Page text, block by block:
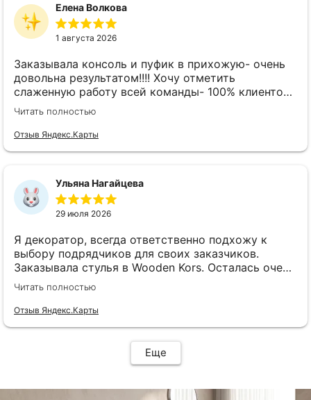
Елена Волкова
1 августа 2026
Заказывала консоль и пуфик в прихожую- очень
довольна результатом!!!! Хочу отметить
слаженную работу всей команды- 100% клиенто
ориентированная команда!!!! При заказе
внимательно слушают заказчика , что очень
облегчает подбор материала и цвета. Четкая
Читать полностью
Отзыв Яндекс.Карты
Ульяна Нагайцева
29 июля 2026
Я декоратор, всегда ответственно подхожу к
выбору подрядчиков для своих заказчиков.
Заказывала стулья в Wooden Kors. Осталась очень
довольна качеством, скоростью исполнения,
доставкой! А особенно
клиентоориентированностью менеджеров. Все
удобством гостей! Особенно приятно было то, что
по запросу выслали образцы тканей обивки и я
сочетающееся с основным текстилем ресторана.
Читать полностью
Отзыв Яндекс.Карты
Еще